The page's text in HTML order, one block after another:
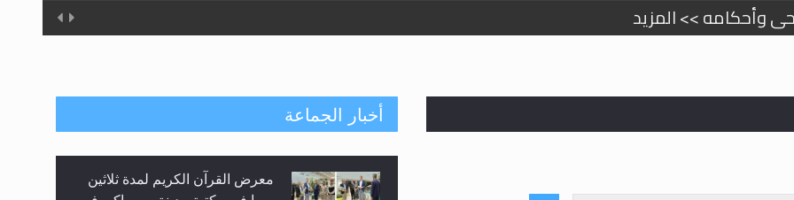
وأحكامه >> المزيد
أخبار الجماعة
معرض القرآن الكريم لمدة ثلاثين